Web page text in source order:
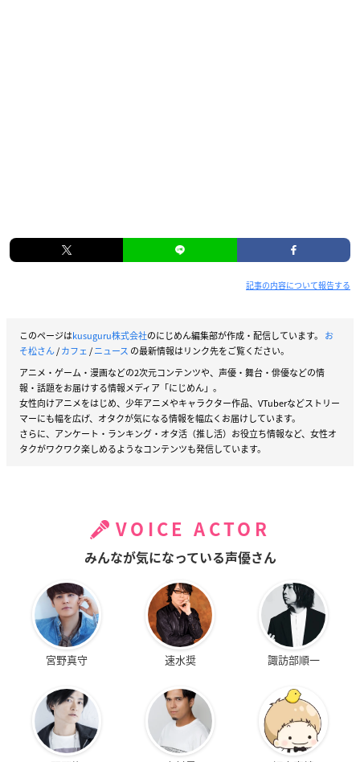
記事の内容について報告する
このページはkusuguru株式会社のにじめん編集部が作成・配信しています。 お
そ松さん/カフェ/ニュース の最新情報はリンク先をご覧ください。
アニメ・ゲーム・漫画などの2次元コンテンツや、声優・舞台・俳優などの情
報・話題をお届けする情報メディア「にじめん」。
女性向けアニメをはじめ、少年アニメやキャラクター作品、VTuberなどストリー
マーにも幅を広げ、オタクが気になる情報を幅広くお届けしています。
さらに、アンケート・ランキング・オタ活（推し活）お役立ち情報など、女性オ
タクがワクワク楽しめるようなコンテンツも発信しています。
VOICE ACTOR
みんなが気になっている声優さん
宮野真守 速水奨 諏訪部順一